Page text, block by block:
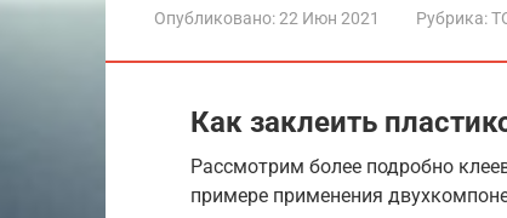
Опубликовано:22 Июн 2021 Рубрика:
Как заклеить
Рассмотрим более подробно
примере применения